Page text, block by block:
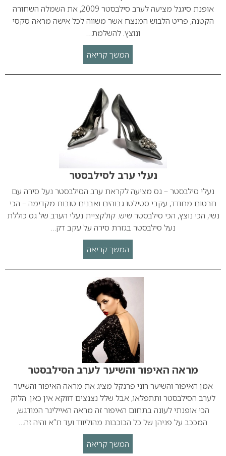
אופנת סיגנל מציעה לערב סילבסטר 2009, את השמלה השחורה
הקטנה, פריט הלבוש המנצח אשר משווה לכל אישה מראה סקסי
ונוצץ. להשלמת…
המשך קריאה
נעלי ערב לסילבסטר
נעלי סילבסטר – גס מציעה לקראת ערב הסילבסטר נעל סירה עם
חרטום מחודד, עקבי סטילטו גבוהים ואבנים טובות מקדימה – הכי
נשי, הכי נוצץ, הכי סילבסטר שיש. קולקציית נעלי הערב של גס כוללת
נעל סילבסטר בגזרת סירה על עקב דק…
המשך קריאה
מראה האיפור והשיער לערב הסילבסטר
אמן האיפור והשיער רוני פרנקל מציג את מראה האיפור והשיער
לערב הסילבסטר ותתפלאו, אבל שלל נצנצים דווקא אין כאן. הלוק
הכי אופנתי לעונה בתחום האיפור זה מראה האיילינר המודגש,
המככב על פניהן של כל הכוכבות מהוליווד ועד ת”א והיה זה…
המשך קריאה